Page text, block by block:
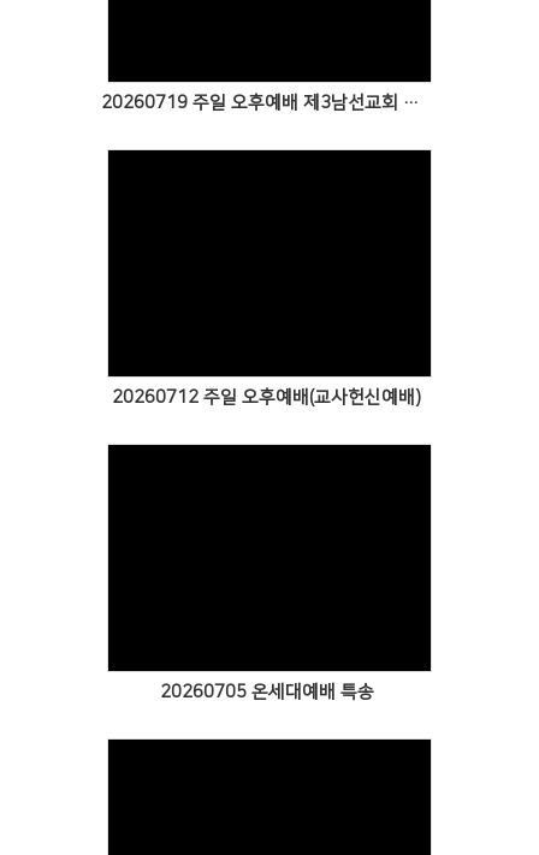
20260719 주일 오후예배 제3남선교회 특송
20260712 주일 오후예배(교사헌신예배)
20260705 온세대예배 특송